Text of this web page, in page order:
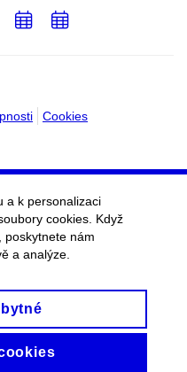
Cookies
PřidatPřidat
a k personalizaci
cookies. Když
poskytnete nám
a analýze.